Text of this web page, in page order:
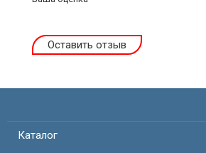
Оставить отзыв
Каталог